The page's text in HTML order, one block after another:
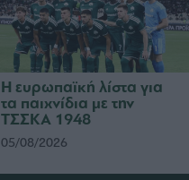
Η ευρωπαϊκή λίστα για
τα παιχνίδια με την
ΤΣΣΚΑ 1948
05/08/2026